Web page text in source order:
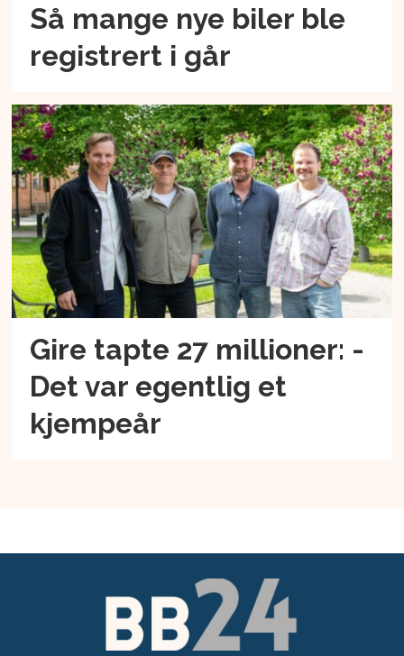
Så mange nye biler ble
registrert i går
Gire tapte 27 millioner: -
Det var egentlig et
kjempeår